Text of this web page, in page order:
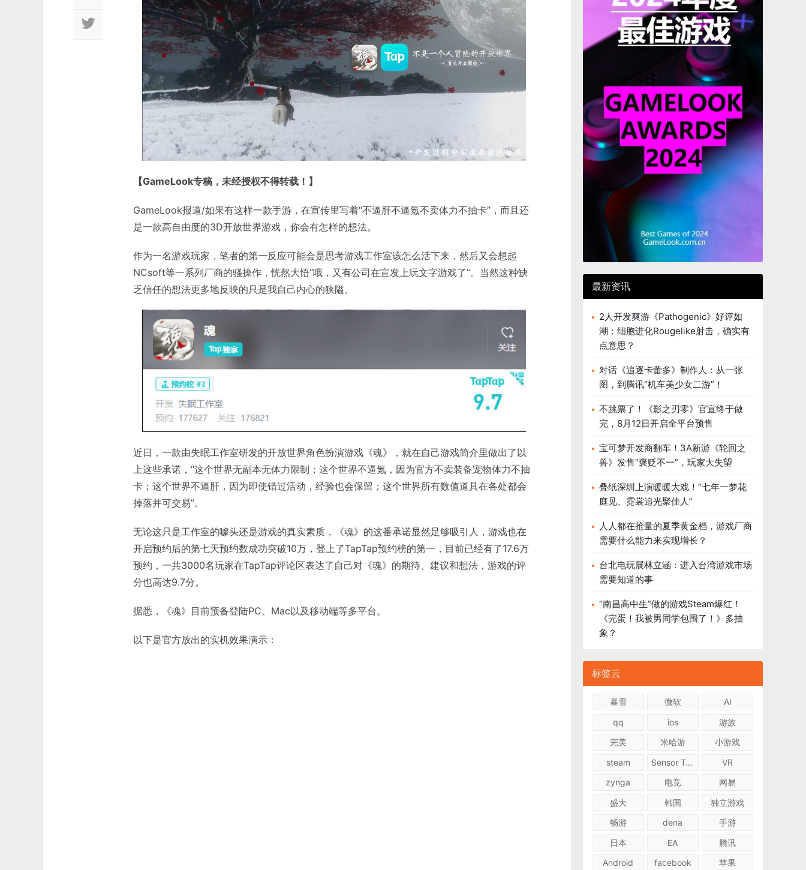
【GameLook专稿，未经授权不得转载！】
GameLook报道/如果有这样一款手游，在宣传里写着“不逼肝不逼氪不卖体力不抽卡”，而且还
是一款高自由度的3D开放世界游戏，你会有怎样的想法。
作为一名游戏玩家，笔者的第一反应可能会是思考游戏工作室该怎么活下来，然后又会想起
NCsoft等一系列厂商的骚操作，恍然大悟“哦，又有公司在宣发上玩文字游戏了”。当然这种缺
乏信任的想法更多地反映的只是我自己内心的狭隘。
近日，一款由失眠工作室研发的开放世界角色扮演游戏《魂》，就在自己游戏简介里做出了以
上这些承诺，“这个世界无副本无体力限制；这个世界不逼氪，因为官方不卖装备宠物体力不抽
卡；这个世界不逼肝，因为即使错过活动，经验也会保留；这个世界所有数值道具在各处都会
掉落并可交易”。
无论这只是工作室的噱头还是游戏的真实素质，《魂》的这番承诺显然足够吸引人，游戏也在
开启预约后的第七天预约数成功突破10万，登上了TapTap预约榜的第一，目前已经有了17.6万
预约，一共3000名玩家在TapTap评论区表达了自己对《魂》的期待、建议和想法，游戏的评
分也高达9.7分。
据悉，《魂》目前预备登陆PC、Mac以及移动端等多平台。
以下是官方放出的实机效果演示：
最新资讯
2人开发爽游《Pathogenic》好评如
潮：细胞进化Rougelike射击，确实有
点意思？
对话《追逐卡蕾多》制作人：从一张
图，到腾讯“机车美少女二游”！
不跳票了！《影之刃零》官宣终于做
完，8月12日开启全平台预售
宝可梦开发商翻车！3A新游《轮回之
兽》发售“褒贬不一”，玩家大失望
叠纸深圳上演暖暖大戏！“七年一梦花
庭见、霓裳追光聚佳人”
人人都在抢量的夏季黄金档，游戏厂商
需要什么能力来实现增长？
台北电玩展林立涵：进入台湾游戏市场
需要知道的事
“南昌高中生”做的游戏Steam爆红！
《完蛋！我被男同学包围了！》多抽
象？
标签云
暴雪 微软
AI
qq
ios
游族
完美
米哈游
小游戏
steam
Sensor Tower
VR
zynga
电竞
网易
盛大
韩国
独立游戏
畅游
dena
手游
日本
EA
腾讯
Android
facebook
苹果